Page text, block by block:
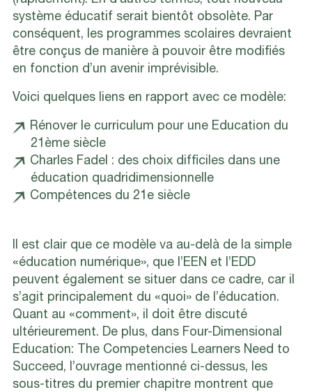
système éducatif serait bientôt obsolète. Par
conséquent, les programmes scolaires devraient
être conçus de manière à pouvoir être modifiés
en fonction d’un avenir imprévisible.
Voici quelques liens en rapport avec ce modèle:
Rénover le curriculum pour une Education du
21ème siècle
Charles Fadel : des choix difficiles dans une
éducation quadridimensionnelle
Compétences du 21e siècle
Il est clair que ce modèle va au-delà de la simple
«éducation numérique», que l’EEN et l’EDD
peuvent également se situer dans ce cadre, car il
s’agit principalement du «quoi» de l’éducation.
Quant au «comment», il doit être discuté
ultérieurement. De plus, dans Four-Dimensional
Education: The Competencies Learners Need to
Succeed, l’ouvrage mentionné ci-dessus, les
sous-titres du premier chapitre montrent que